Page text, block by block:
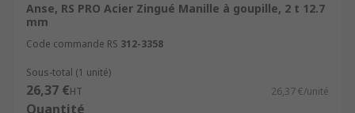
Anse, RS PRO Acier Zingué Manille à goupille, 2 t 12.7
mm
Code commande RS 312-3358
Sous-total (1 unité)
26,37 €HT 26,37 €/unité
Quantité